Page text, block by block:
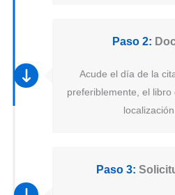
Paso 2:
Acude el día de la
preferiblemente, el
Paso 3: